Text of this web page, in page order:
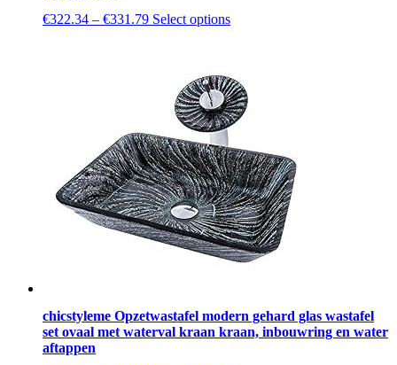
€322.34 – €331.79 Select optionsThis
variants.
The
options
may
be
chosen
on
the
product
page
chicstyleme Opzetwastafel modern gehard glas wastafel
set ovaal met waterval kraan kraan, inbouwring en water
aftappen